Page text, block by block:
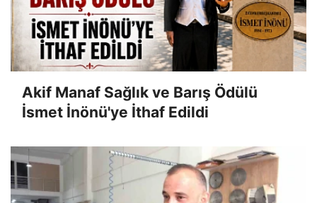
Akif Manaf Sağlık ve Barış Ödülü
İsmet İnönü'ye İthaf Edildi